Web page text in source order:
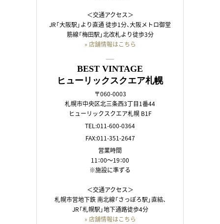
＜交通アクセス＞
JR「大阪駅」より直通 徒歩1分、大阪メトロ御堂
筋線「梅田駅」北改札より徒歩3分
» 店舗情報はこちら
――
BEST VINTAGE
ヒューリックスクエア札幌
〒060-0003
札幌市中央区北三条西3丁目1番44
ヒューリックスクエア札幌 B1F
TEL:011-600-0364
FAX:011-351-2647
営業時間
11：00～19：00
※施設に準ずる
＜交通アクセス＞
札幌市営地下鉄 南北線「さっぽろ駅」直結、
JR「札幌駅」地下通路徒歩4分
» 店舗情報はこちら